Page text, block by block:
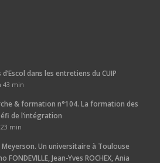
dans les entretiens du CUIP
43 min
& formation n°104. La formation des
de l’intégration
min
Un universitaire à Toulouse
FONDEVILLE, Jean-Yves ROCHEX, Ania